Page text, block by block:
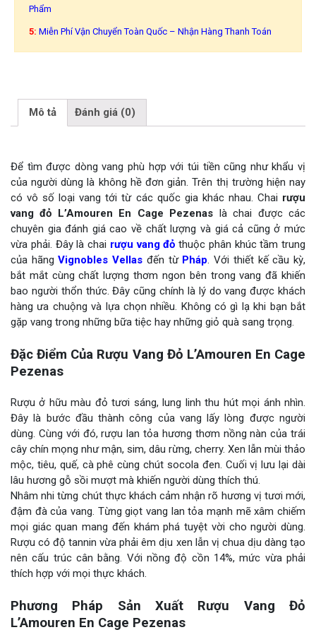
Phẩm
5: Miễn Phí Vận Chuyển Toàn Quốc – Nhận Hàng Thanh Toán
Mô tả Đánh giá (0)
Để tìm được dòng vang phù hợp với túi tiền cũng như khẩu vị
của người dùng là không hề đơn giản. Trên thị trường hiện nay
có vô số loại vang tới từ các quốc gia khác nhau. Chai rượu
vang đỏ L’Amouren En Cage Pezenas là chai được các
chuyên gia đánh giá cao về chất lượng và giá cả cũng ở mức
vừa phải. Đây là chai rượu vang đỏ thuộc phân khúc tầm trung
của hãngVignobles Vellas đến từ Pháp. Với thiết kế cầu kỳ,
bắt mắt cùng chất lượng thơm ngon bên trong vang đã khiến
bao người thổn thức. Đây cũng chính là lý do vang được khách
hàng ưa chuộng và lựa chọn nhiều. Không có gì lạ khi bạn bắt
gặp vang trong những bữa tiệc hay những giỏ quà sang trọng.
Đặc Điểm Của Rượu Vang Đỏ L’Amouren En Cage
Pezenas
Rượu ở hữu màu đỏ tươi sáng, lung linh thu hút mọi ánh nhìn.
Đây là bước đầu thành công của vang lấy lòng được người
dùng. Cùng với đó, rượu lan tỏa hương thơm nồng nàn của trái
cây chín mọng như mận, sim, dâu rừng, cherry. Xen lẫn mùi thảo
mộc, tiêu, quế, cà phê cùng chút socola đen. Cuối vị lưu lại dài
lâu hương gỗ sồi mượt mà khiến người dùng thích thú.
Nhâm nhi từng chút thực khách cảm nhận rõ hương vị tươi mới,
đậm đà của vang. Từng giọt vang lan tỏa mạnh mẽ xâm chiếm
mọi giác quan mang đến khám phá tuyệt vời cho người dùng.
Rượu có độ tannin vừa phải êm dịu xen lẫn vị chua dịu dàng tạo
nên cấu trúc cân bằng. Với nồng độ cồn 14%, mức vừa phải
thích hợp với mọi thực khách.
Phương Pháp Sản Xuất Rượu Vang Đỏ
L’Amouren En Cage Pezenas